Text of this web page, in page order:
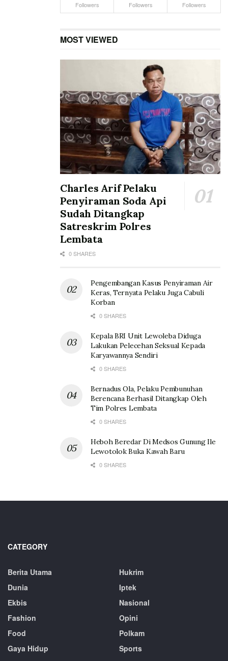
Followers Followers Followers
MOST VIEWED
Charles Arif Pelaku
Penyiraman Soda Api
Sudah Ditangkap
Satreskrim Polres
Lembata
0 SHARES
Pengembangan Kasus Penyiraman Air
Keras, Ternyata Pelaku Juga Cabuli
Korban
0 SHARES
Kepala BRI Unit Lewoleba Diduga
Lakukan Pelecehan Seksual Kepada
Karyawannya Sendiri
0 SHARES
Bernadus Ola, Pelaku Pembunuhan
Berencana Berhasil Ditangkap Oleh
Tim Polres Lembata
0 SHARES
Heboh Beredar Di Medsos Gunung Ile
Lewotolok Buka Kawah Baru
0 SHARES
CATEGORY
Berita Utama
Dunia
Ekbis
Fashion
Food
Gaya Hidup
Hukrim
Iptek
Nasional
Opini
Polkam
Sports